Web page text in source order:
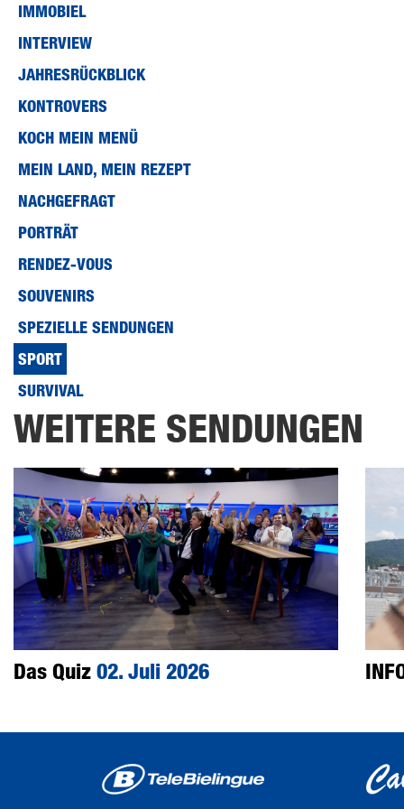
IMMOBIEL
INTERVIEW
JAHRESRÜCKBLICK
KONTROVERS
KOCH MEIN MENÜ
MEIN LAND, MEIN REZEPT
NACHGEFRAGT
PORTRÄT
RENDEZ-VOUS
SOUVENIRS
SPEZIELLE SENDUNGEN
SPORT
SURVIVAL
WEITERE SENDUNGEN
Das Quiz 02. Juli 2026